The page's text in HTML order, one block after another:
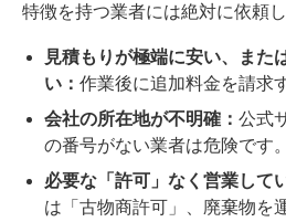
特徴を持つ業者には絶対に依頼
見積もりが極端に安い、また
い： 作業後に追加料金を請求
会社の所在地が不明確： 公式
の番号がない業者は危険です。
必要な「許可」なく営業して
は「古物商許可」、廃棄物を